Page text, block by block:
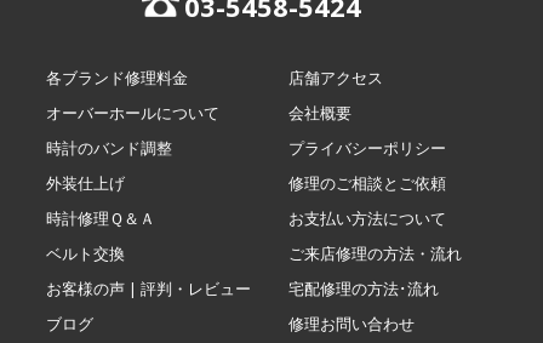
各ブランド修理料金
オーバーホールについて
時計のバンド調整
外装仕上げ
時計修理Ｑ＆Ａ
ベルト交換
お客様の声 | 評判・レビュー
ブログ
店舗アクセス
会社概要
プライバシーポリシー
修理のご相談とご依頼
お支払い方法について
ご来店修理の方法・流れ
宅配修理の方法･流れ
修理お問い合わせ